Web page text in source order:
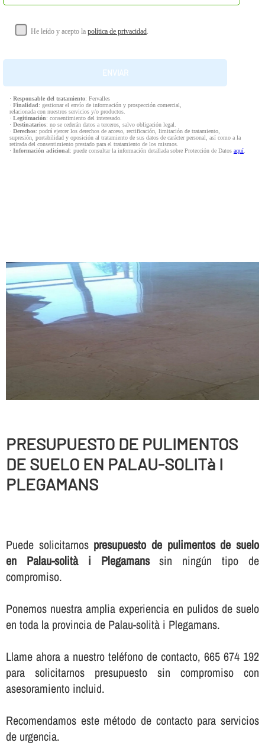
He leído y acepto la política de privacidad.
· Responsable del tratamiento: Fervalles
· Finalidad: gestionar el envío de información y prospección comercial,
relacionada con nuestros servicios y/o productos.
· Legitimación: consentimiento del interesado.
· Destinatarios: no se cederán datos a terceros, salvo obligación legal.
· Derechos: podrá ejercer los derechos de acceso, rectificación, limitación de tratamiento,
supresión, portabilidad y oposición al tratamiento de sus datos de carácter personal, así como a la
retirada del consentimiento prestado para el tratamiento de los mismos.
· Información adicional: puede consultar la información detallada sobre Protección de Datos aquí.
PRESUPUESTO DE PULIMENTOS
DE SUELO EN PALAU-SOLITà I
PLEGAMANS
Puede solicitarnos presupuesto de pulimentos de suelo
en Palau-solità i Plegamanssin ningún tipo de
compromiso.
Ponemos nuestra amplia experiencia en pulidos de suelo
en toda la provincia de Palau-solità i Plegamans.
Llame ahora a nuestro teléfono de contacto, 665 674 192
para solicitarnos presupuesto sin compromiso con
asesoramiento incluid.
Recomendamos este método de contacto para servicios
de urgencia.